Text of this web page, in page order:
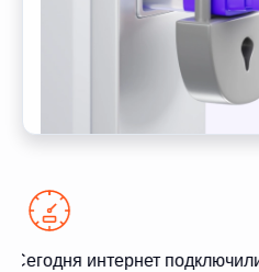
Сегодня интернет подключили